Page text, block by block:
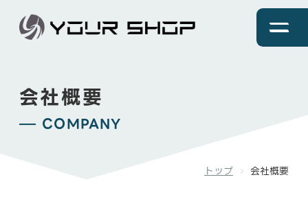
トップページ
会社概要
COMPANY
トップ 会社概要